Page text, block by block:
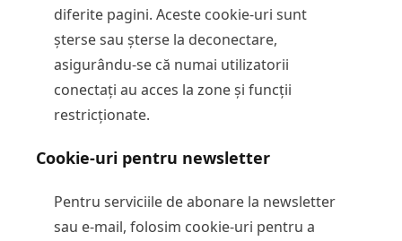
diferite pagini. Aceste cookie-uri sunt
șterse sau șterse la deconectare,
asigurându-se că numai utilizatorii
conectați au acces la zone și funcții
restricționate.
Cookie-uri pentru newsletter
Pentru serviciile de abonare la newsletter
sau e-mail, folosim cookie-uri pentru a